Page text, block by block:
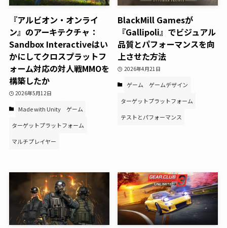
『アルビオン・オンライ
ン』のアーキテクチャ：
Sandbox Interactiveはい
かにしてクロスプラットフ
ォーム対応の対人戦MMOを
構築したか
2026年5月12日
Made with Unity
ゲーム
ターゲットプラットフォーム
マルチプレイヤー
BlackMill Gamesが
『Gallipoli』でビジュアル
品質とパフォーマンスを向
上させた方法
2026年4月21日
ゲーム
ゲームデザイン
ターゲットプラットフォーム
テストとパフォーマンス